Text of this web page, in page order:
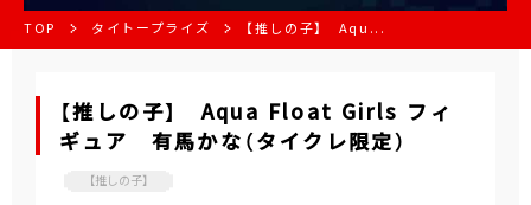
TOP タイトープライズ 【推しの子】 Aqu...
【推しの子】 Aqua Float Girls フィ
ギュア 有馬かな（タイクレ限定）
【推しの子】